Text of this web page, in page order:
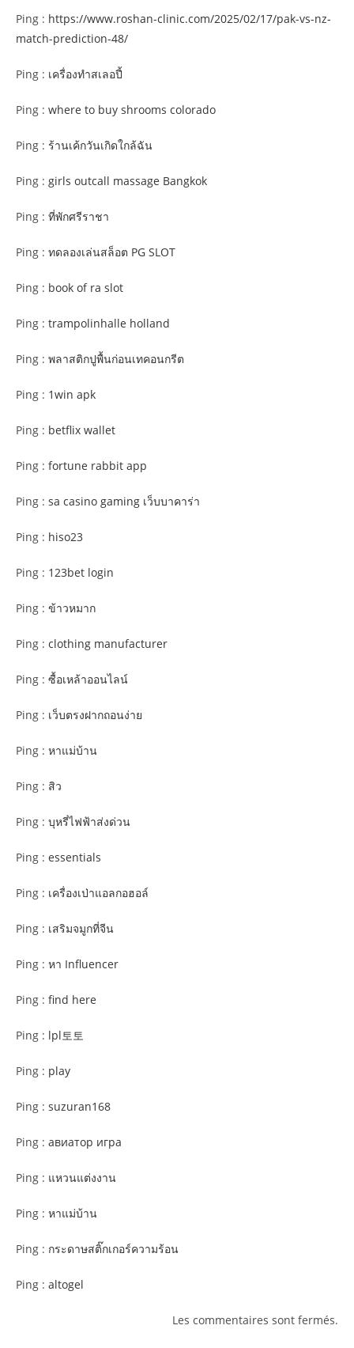
Ping : https://www.roshan-clinic.com/2025/02/17/pak-vs-nz-
match-prediction-48/
Ping : เครื่องทําสเลอปี้
Ping : where to buy shrooms colorado
Ping : ร้านเค้กวันเกิดใกล้ฉัน
Ping : girls outcall massage Bangkok
Ping : ที่พักศรีราชา
Ping : ทดลองเล่นสล็อต PG SLOT
Ping : book of ra slot
Ping : trampolinhalle holland
Ping : พลาสติกปูพื้นก่อนเทคอนกรีต
Ping : 1win apk
Ping : betflix wallet
Ping : fortune rabbit app
Ping : sa casino gaming เว็บบาคาร่า
Ping : hiso23
Ping : 123bet login
Ping : ข้าวหมาก
Ping : clothing manufacturer
Ping : ซื้อเหล้าออนไลน์
Ping : เว็บตรงฝากถอนง่าย
Ping : หาแม่บ้าน
Ping : สิว
Ping : บุหรี่ไฟฟ้าส่งด่วน
Ping : essentials
Ping : เครื่องเป่าแอลกอฮอล์
Ping : เสริมจมูกที่จีน
Ping : หา Influencer
Ping : find here
Ping : lpl토토
Ping : play
Ping : suzuran168
Ping : авиатор игра
Ping : แหวนแต่งงาน
Ping : หาแม่บ้าน
Ping : กระดาษสติ๊กเกอร์ความร้อน
Ping : altogel
Les commentaires sont fermés.